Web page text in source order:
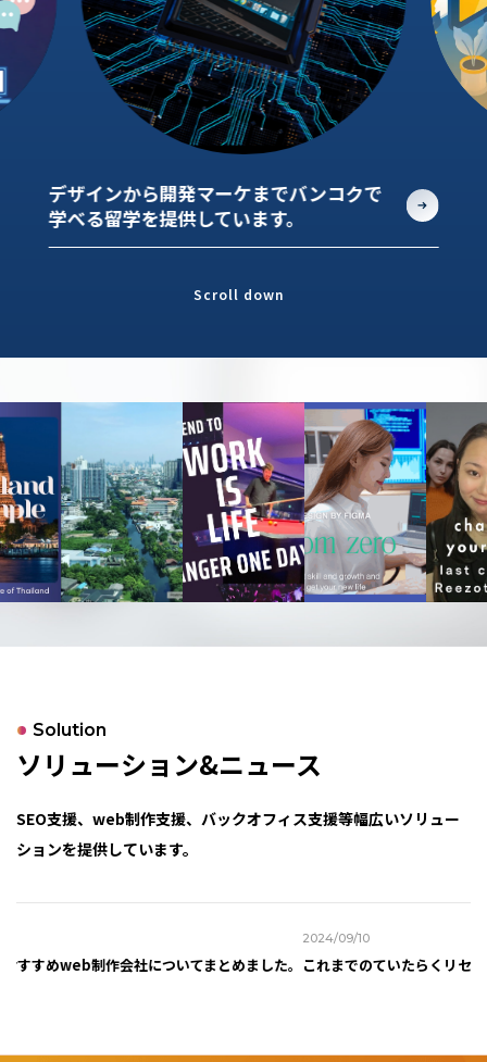
デザインから開発マーケまでバンコクで
学べる留学を提供しています。
Scroll down
Solution
ソリューション&ニュース
SEO支援、web制作支援、バックオフィス支援等幅広いソリュー
ションを提供しています。
すすめweb制作会社についてまとめました。
2024/09/10
これまでのていたらくリセッ